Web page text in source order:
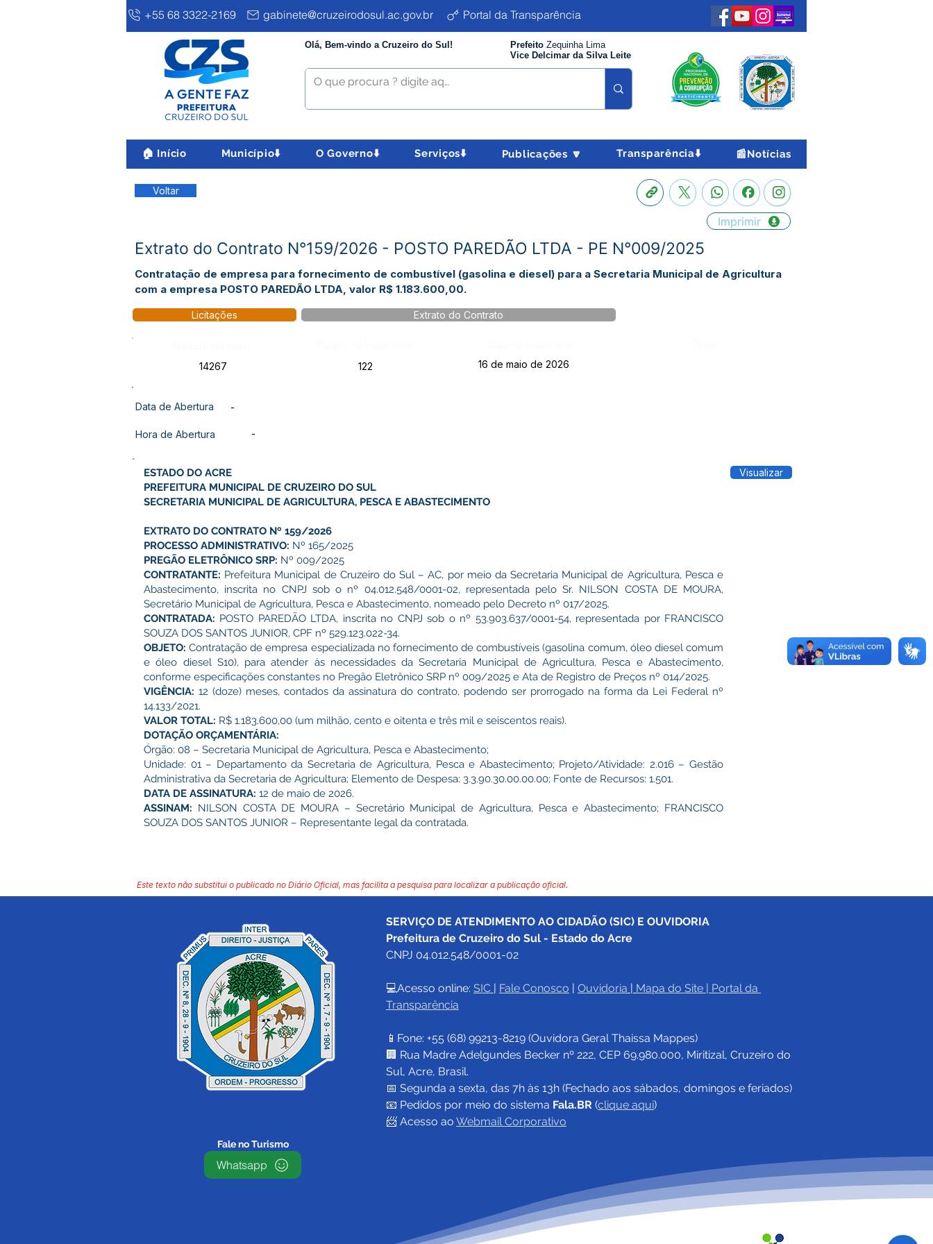
+55 68 3322-2169 gabinete@cruzeirodosul.ac.gov.br Portal da Transparência
Olá, Bem-vindo a Cruzeiro do Sul! Prefeito Zequinha Lima
Vice Delcimar da Silva Leite
🏠 Início Município⬇️ O Governo⬇️ Serviços⬇️ Publicações 🔽 Transparência⬇️ 📰Notícias
Voltar
Imprimir
Extrato do Contrato N°159/2026 - POSTO PAREDÃO LTDA - PE N°009/2025
Contratação de empresa para fornecimento de combustível (gasolina e diesel) para a Secretaria Municipal de Agricultura
com a empresa POSTO PAREDÃO LTDA, valor R$ 1.183.600,00.
Licitações Extrato do Contrato
14267
122 16 de maio de 2026
Data de Abertura -
Hora de Abertura -
ESTADO DO ACRE
PREFEITURA MUNICIPAL DE CRUZEIRO DO SUL
SECRETARIA MUNICIPAL DE AGRICULTURA, PESCA E ABASTECIMENTO
EXTRATO DO CONTRATO Nº 159/2026
PROCESSO ADMINISTRATIVO: Nº 165/2025
PREGÃO ELETRÔNICO SRP: Nº 009/2025
CONTRATANTE: Prefeitura Municipal de Cruzeiro do Sul – AC, por meio da Secretaria Municipal de Agricultura, Pesca e
Abastecimento, inscrita no CNPJ sob o nº 04.012.548/0001-02, representada pelo Sr. NILSON COSTA DE MOURA,
Secretário Municipal de Agricultura, Pesca e Abastecimento, nomeado pelo Decreto nº 017/2025.
CONTRATADA: POSTO PAREDÃO LTDA, inscrita no CNPJ sob o nº 53.903.637/0001-54, representada por FRANCISCO
SOUZA DOS SANTOS JUNIOR, CPF nº 529.123.022-34.
OBJETO: Contratação de empresa especializada no fornecimento de combustíveis (gasolina comum, óleo diesel comum
e óleo diesel S10), para atender às necessidades da Secretaria Municipal de Agricultura, Pesca e Abastecimento,
conforme especificações constantes no Pregão Eletrônico SRP nº 009/2025 e Ata de Registro de Preços nº 014/2025.
VIGÊNCIA: 12 (doze) meses, contados da assinatura do contrato, podendo ser prorrogado na forma da Lei Federal nº
14.133/2021.
VALOR TOTAL: R$ 1.183.600,00 (um milhão, cento e oitenta e três mil e seiscentos reais).
DOTAÇÃO ORÇAMENTÁRIA:
Órgão: 08 – Secretaria Municipal de Agricultura, Pesca e Abastecimento;
Unidade: 01 – Departamento da Secretaria de Agricultura, Pesca e Abastecimento; Projeto/Atividade: 2.016 – Gestão
Administrativa da Secretaria de Agricultura; Elemento de Despesa: 3.3.90.30.00.00.00; Fonte de Recursos: 1.501.
DATA DE ASSINATURA: 12 de maio de 2026.
ASSINAM: NILSON COSTA DE MOURA – Secretário Municipal de Agricultura, Pesca e Abastecimento; FRANCISCO
SOUZA DOS SANTOS JUNIOR – Representante legal da contratada.
Visualizar
Este texto não substitui o publicado no Diário Oficial, mas facilita a pesquisa para localizar a publicação oficial.
SERVIÇO DE ATENDIMENTO AO CIDADÃO (SIC) E OUVIDORIA
Prefeitura de Cruzeiro do Sul - Estado do Acre
CNPJ 04.012.548/0001-02
💻Acesso online: SIC | Fale Conosco | Ouvidoria | Mapa do Site | Portal da
Transparência
📱Fone: +55 (68) 99213-8219 (Ouvidora Geral Thaissa Mappes)
🏢 Rua Madre Adelgundes Becker nº 222, CEP 69.980.000, Miritizal, Cruzeiro do
Sul, Acre, Brasil.
📅 Segunda a sexta, das 7h às 13h (Fechado aos sábados, domingos e feriados)
📧 Pedidos por meio do sistema Fala.BR (clique aqui)
📨 Acesso ao Webmail Corporativo
Fale no Turismo
Whatsapp